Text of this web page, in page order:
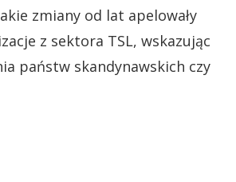
zmiany od lat apelowały
z sektora TSL, wskazując
państw skandynawskich czy